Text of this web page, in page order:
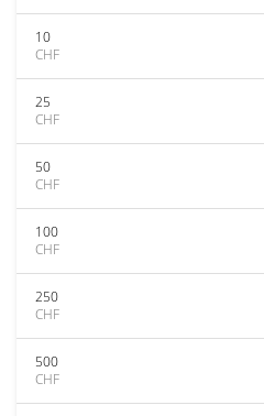
10
CHF
25
CHF
50
CHF
100
CHF
250
CHF
500
CHF